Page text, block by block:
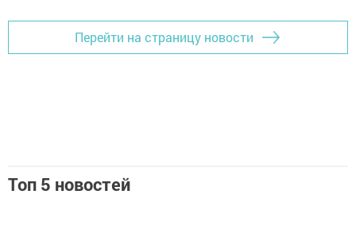
Перейти на страницу новости
Топ 5 новостей